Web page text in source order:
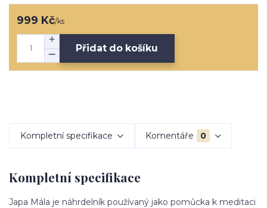
999 Kč/ks
Přidat do košíku
Kompletní specifikace Komentáře 0
Kompletní specifikace
Japa Mála je náhrdelník používaný jako pomůcka k meditaci